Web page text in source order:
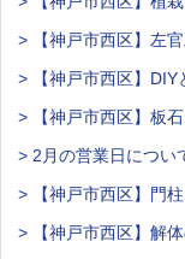
> 【神戸市西区】左
> 【神戸市西区】DIY
> 【神戸市西区】板
> 2月の営業日につい
> 【神戸市西区】門
> 【神戸市西区】解